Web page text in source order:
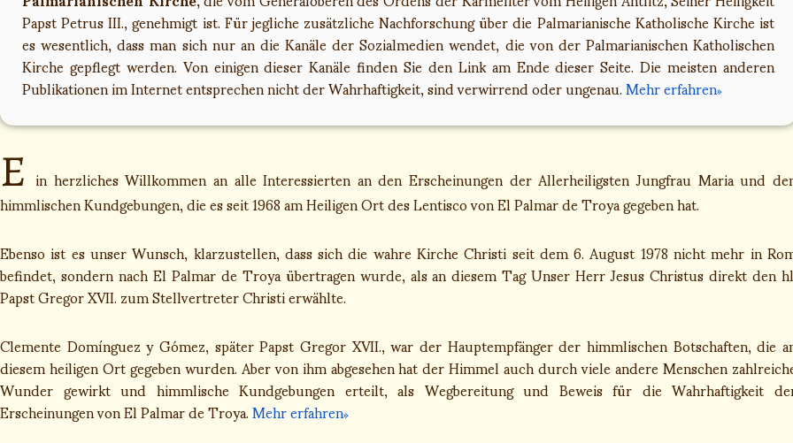
Papst Petrus III., genehmigt ist. Für jegliche zusätzliche Nachforschung über die Palmarianische Katholische Kirche ist
es wesentlich, dass man sich nur an die Kanäle der Sozialmedien wendet, die von der Palmarianischen Katholischen
Kirche gepflegt werden. Von einigen dieser Kanäle finden Sie den Link am Ende dieser Seite. Die meisten anderen
Publikationen im Internet entsprechen nicht der Wahrhaftigkeit, sind verwirrend oder ungenau.Mehr erfahren
E in herzliches Willkommen an alle Interessierten an den Erscheinungen der Allerheiligsten Jungfrau Maria und
himmlischen Kundgebungen, die es seit 1968 am Heiligen Ort des Lentisco von El Palmar de Troya gegeben hat.
Ebenso ist es unser Wunsch, klarzustellen, dass sich die wahre Kirche Christi seit dem 6. August 1978 nicht mehr in
befindet, sondern nach El Palmar de Troya übertragen wurde, als an diesem Tag Unser Herr Jesus Christus direkt den
Papst Gregor XVII. zum Stellvertreter Christi erwählte.
Clemente Domínguez y Gómez, später Papst Gregor XVII., war der Hauptempfänger der himmlischen Botschaften, die
diesem heiligen Ort gegeben wurden. Aber von ihm abgesehen hat der Himmel auch durch viele andere Menschen
Wunder gewirkt und himmlische Kundgebungen erteilt, als Wegbereitung und Beweis für die Wahrhaftigkeit
Erscheinungen von El Palmar de Troya.Mehr erfahren